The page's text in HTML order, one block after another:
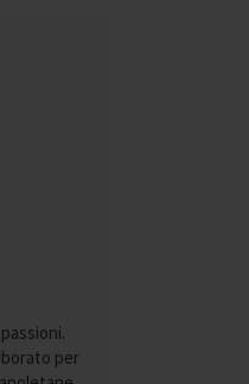
per